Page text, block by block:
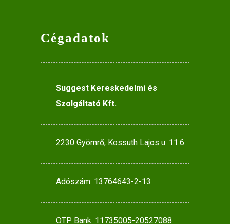
Cégadatok
Suggest Kereskedelmi és
Szolgáltató Kft.
2230 Gyömrő, Kossuth Lajos u. 11.6.
Adószám: 13764643-2-13
OTP Bank: 11735005-20527088